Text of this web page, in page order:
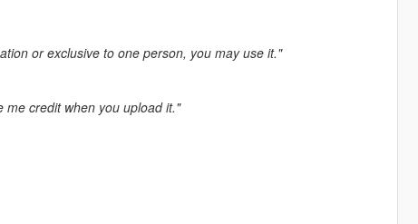
or exclusive to one person, you may use it."
me credit when you upload it."